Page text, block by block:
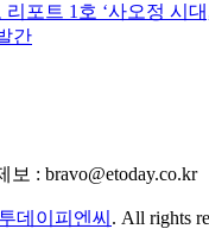
리포트 1호 ‘사오정 시
간
: bravo@etoday.co.kr
데이피엔씨 . All rights